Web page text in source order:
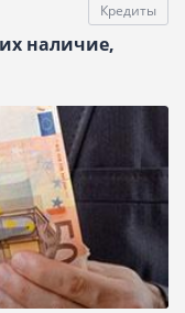
Кредиты
наличие,